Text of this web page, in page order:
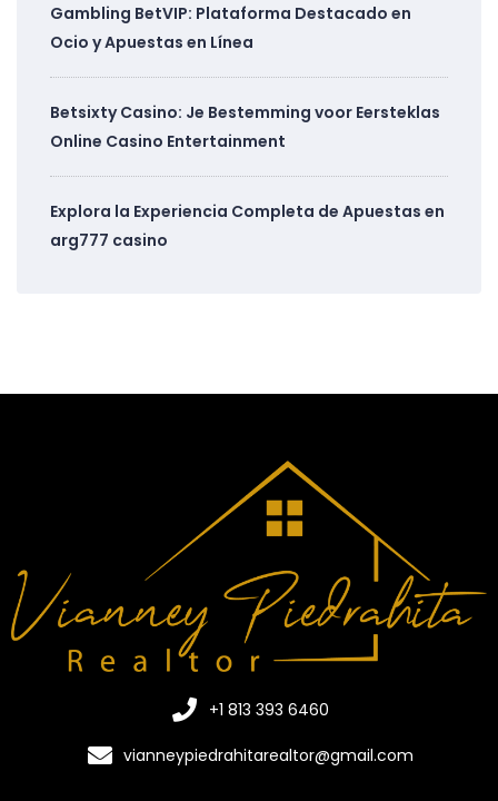
Gambling BetVIP: Plataforma Destacado en
Ocio y Apuestas en Línea
Betsixty Casino: Je Bestemming voor Eersteklas
Online Casino Entertainment
Explora la Experiencia Completa de Apuestas en
arg777 casino
+1 813 393 6460
vianneypiedrahitarealtor@gmail.com